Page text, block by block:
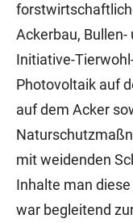
Ackerbau,
Initiative-
Photovoltaik auf
auf dem Acker
mit weidenden
Inhalte man
war begleitend